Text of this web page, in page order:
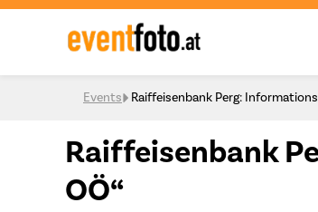
Skip to content
Events Raiffeisenbank Perg:
Raiffeisenbank
OÖ“